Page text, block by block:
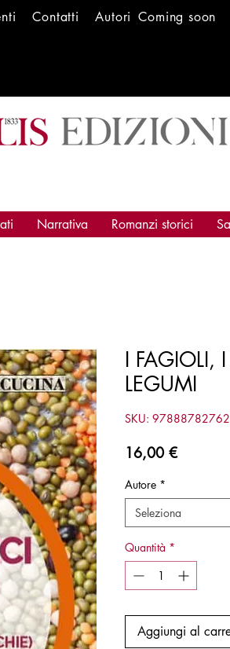
Contatti Autori Coming soon
Narrativa Romanzi storici
I FAGIOLI,
LEGUMI
SKU:
16,00 €Prezzo
Autore *
Seleziona
Quantità *
Aggiungi al